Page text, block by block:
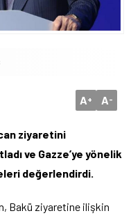
A+ A-
ziyaretini
ve Gazze’ye yönelik
değerlendirdi.
Bakü ziyaretine ilişkin